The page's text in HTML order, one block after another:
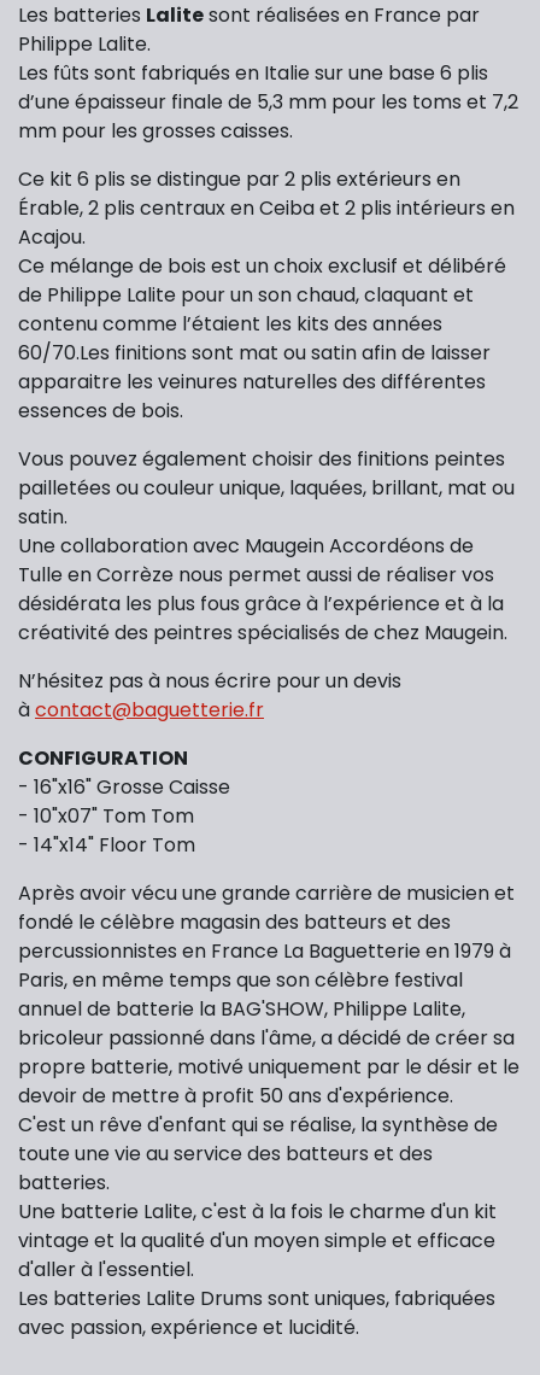
Les batteries Lalitesont réalisées en France par
Philippe Lalite.
Les fûts sont fabriqués en Italie sur une base 6 plis
d’une épaisseur finale de 5,3 mm pour les toms et 7,2
mm pour les grosses caisses.
Ce kit 6 plis se distingue par 2 plis extérieurs en
Érable, 2 plis centraux en Ceiba et 2 plis intérieurs en
Acajou.
Ce mélange de bois est un choix exclusif et délibéré
de Philippe Lalite pour un son chaud, claquant et
contenu comme l’étaient les kits des années
60/70.Les finitions sont mat ou satin afin de laisser
apparaitre les veinures naturelles des différentes
essences de bois.
Vous pouvez également choisir des finitions peintes
pailletées ou couleur unique, laquées, brillant, mat ou
satin.
Une collaboration avec Maugein Accordéons de
Tulle en Corrèze nous permet aussi de réaliser vos
désidérata les plus fous grâce à l’expérience et à la
créativité des peintres spécialisés de chez Maugein.
N’hésitez pas à nous écrire pour un devis
àcontact@baguetterie.fr
CONFIGURATION
- 16"x16" Grosse Caisse
- 10"x07" Tom Tom
- 14"x14" Floor Tom
Après avoir vécu une grande carrière de musicien et
fondé le célèbre magasin des batteurs et des
percussionnistes en France La Baguetterie en 1979 à
Paris, en même temps que son célèbre festival
annuel de batterie la BAG'SHOW, Philippe Lalite,
bricoleur passionné dans l'âme, a décidé de créer sa
propre batterie, motivé uniquement par le désir et le
devoir de mettre à profit 50 ans d'expérience.
C'est un rêve d'enfant qui se réalise, la synthèse de
toute une vie au service des batteurs et des
batteries.
Une batterie Lalite, c'est à la fois le charme d'un kit
vintage et la qualité d'un moyen simple et efficace
d'aller à l'essentiel.
Les batteries Lalite Drums sont uniques, fabriquées
avec passion, expérience et lucidité.